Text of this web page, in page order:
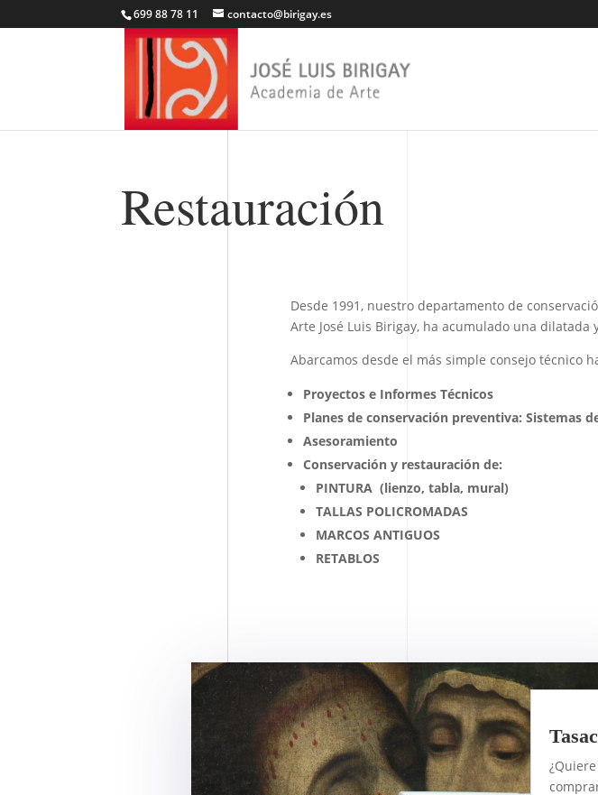
699 88 78 11 contacto@birigay.es
Restauración
Desde 1991, nuestro departamento de
Arte José Luis Birigay, ha acumulado una dilatada
Abarcamos desde el más simple consejo técnico
Proyectos e Informes Técnicos
Planes de conservación preventiva: Sistemas
Asesoramiento
Conservación y restauración de:
PINTURA (lienzo, tabla, mural)
TALLAS POLICROMADAS
MARCOS ANTIGUOS
RETABLOS